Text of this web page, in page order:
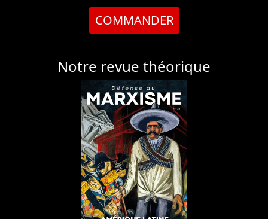
COMMANDER
Notre revue théorique